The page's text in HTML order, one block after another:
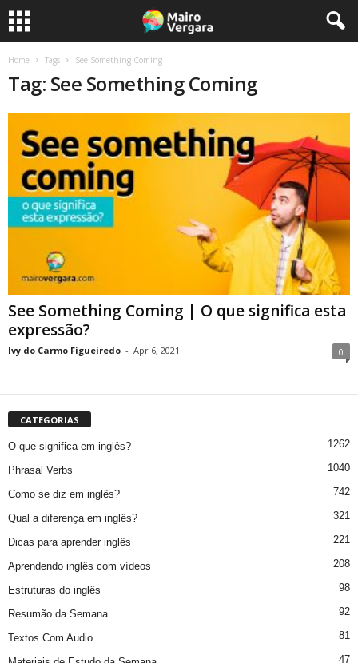
Home Tags See Something Coming
Tag: See Something Coming
See Something Coming | O que significa esta
expressão?
Ivy do Carmo Figueiredo - Apr 6, 2021 0
CATEGORIAS
O que significa em inglês? 1262
Phrasal Verbs 1040
Como se diz em inglês? 742
Qual a diferença em inglês? 321
Dicas para aprender inglês 221
Aprendendo inglês com vídeos 208
Estruturas do inglês 98
Resumão da Semana 92
Textos Com Audio 81
47